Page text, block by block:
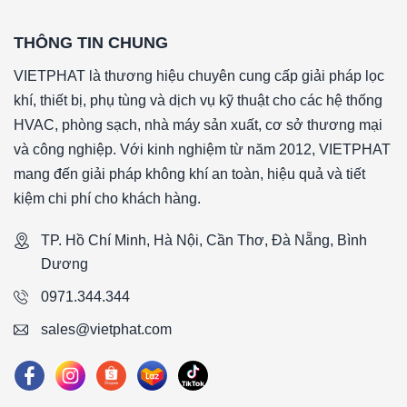
THÔNG TIN CHUNG
VIETPHAT là thương hiệu chuyên cung cấp giải pháp lọc
khí, thiết bị, phụ tùng và dịch vụ kỹ thuật cho các hệ thống
HVAC, phòng sạch, nhà máy sản xuất, cơ sở thương mại
và công nghiệp. Với kinh nghiệm từ năm 2012, VIETPHAT
mang đến giải pháp không khí an toàn, hiệu quả và tiết
kiệm chi phí cho khách hàng.
TP. Hồ Chí Minh, Hà Nội, Cần Thơ, Đà Nẵng, Bình
Dương
0971.344.344
sales@vietphat.com